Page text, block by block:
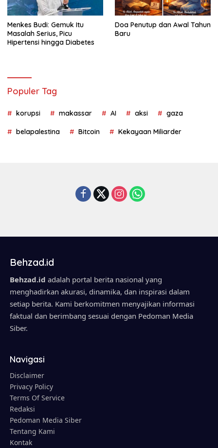
Menkes Budi: Gemuk Itu
Masalah Serius, Picu
Hipertensi hingga Diabetes
Doa Penutup dan Awal Tahun
Baru
Populer Tag
korupsi makassar AI aksi gaza
belapalestina Bitcoin Kekayaan Miliarder
Behzad.id
Behzad.id adalah portal berita nasional yang
menghadirkan akurasi, dinamika, dan inspirasi dalam
setiap berita. Kami berkomitmen menyajikan informasi
faktual dan berimbang sesuai dengan Pedoman Media
Siber.
Navigasi
Disclaimer
Privacy Policy
Terms Of Service
Redaksi
Pedoman Media Siber
Tentang Kami
Kontak